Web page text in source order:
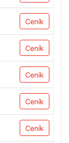
Ceník
Ceník
Ceník
Ceník
Ceník